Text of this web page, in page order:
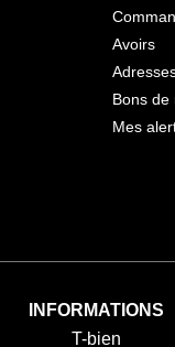
Avoirs
Bons de
Mes
INFORMATIONS
T-bien